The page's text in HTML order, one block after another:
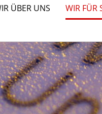
ÜBER UNS WIR FÜR